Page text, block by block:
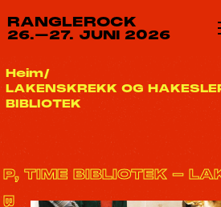
RANGLEROCK
26.–27. JUNI 2026
Heim
LAKENSKREKK OG
BIBLIOTEK